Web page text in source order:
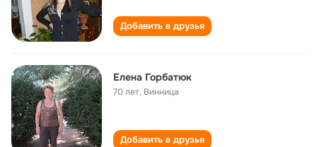
Добавить в друзья
Елена Горбатюк
70 лет, Винница
Добавить в друзья